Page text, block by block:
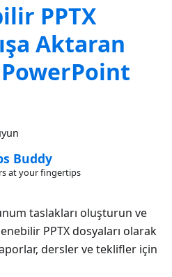
PPTX
Aktaran
Buddy
at your fingertips
taslakları oluşturun ve
PPTX dosyaları olarak
dersler ve teklifler için